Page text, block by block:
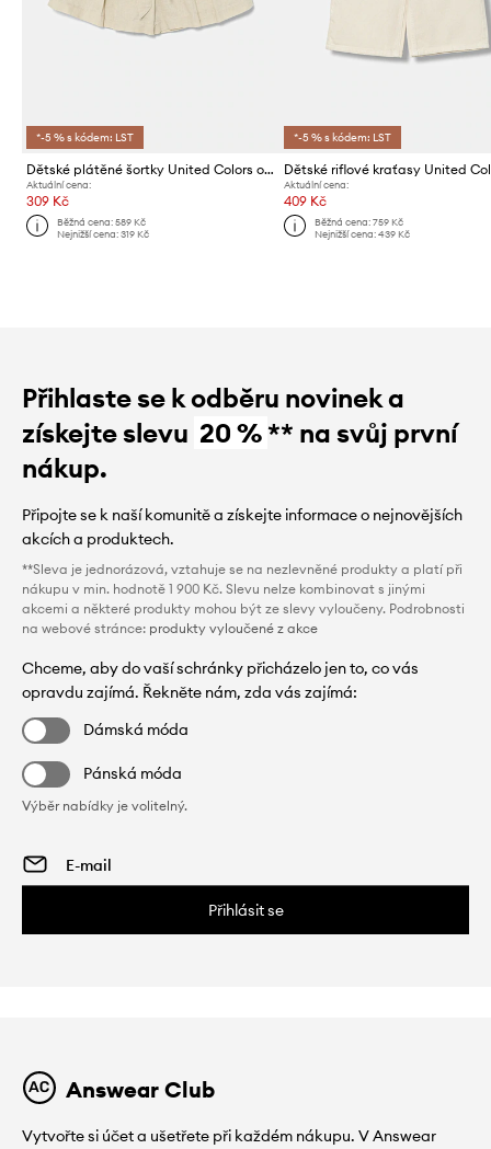
*-5 % s kódem: LST
Dětské plátěné šortky United Colors of Benetton
Aktuální cena:
309 Kč
Běžná cena:589 Kč
Nejnižší cena:319 Kč
*-5 % s kódem: LST
Aktuální cena:
409 Kč
Běžná cena: 759 Kč
Nejnižší cena: 439 Kč
Přihlaste se k odběru novinek a
získejte slevu 20 %** na svůj první
nákup.
Připojte se k naší komunitě a získejte informace o nejnovějších
akcích a produktech.
**Sleva je jednorázová, vztahuje se na nezlevněné produkty a platí při
nákupu v min. hodnotě 1 900 Kč. Slevu nelze kombinovat s jinými
akcemi a některé produkty mohou být ze slevy vyloučeny. Podrobnosti
na webové stránce: produkty vyloučené z akce
Chceme, aby do vaší schránky přicházelo jen to, co vás
opravdu zajímá. Řekněte nám, zda vás zajímá:
Dámská móda
Pánská móda
Výběr nabídky je volitelný.
Přihlásit se
Answear Club
Vytvořte si účet a ušetřete při každém nákupu. V Answear